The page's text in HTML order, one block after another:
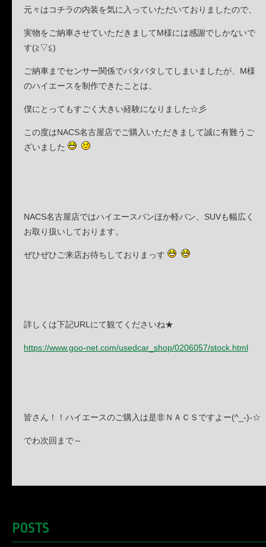
元々はコチラの内装を気に入っていただいておりましたので、
実物をご納車させていただきましてM様には感謝でしかないで
す(≧▽≦)
ご納車までセンサー関係でバタバタしてしまいましたが、M様
のハイエースを制作できたことは、
僕にとってもすごく大きい経験になりました☆彡
この度はNACS名古屋店でご購入いただきまして誠に有難うご
ざいました
NACS名古屋店ではハイエースバンほか軽バン、SUVも幅広く
お取り扱いしております。
ぜひぜひご来店お待ちしておりまっす
詳しくは下記URLにて観てくださいね★
https://www.goo-net.com/usedcar_shop/0206057/stock.html
皆さん！！ハイエースのご購入は是非ＮＡＣＳですよー(^_-)-☆
でわ次回まで～
POSTS